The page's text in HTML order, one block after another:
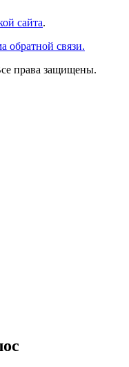
сайта.
обратной связи.
права защищены.